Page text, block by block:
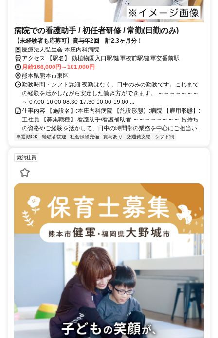
病院での看護助手 / 初任者研修 / 常勤(日勤のみ)
【未経験者も応募可】賞与年2回 計2.3ヶ月分！
医療法人弘生会 本庄内科病院
アクセス 【駅名】 動植物園入口駅/健軍校前駅/健軍交番前駅
月給166,000円～181,000円
熊本県熊本市東区
勤務時間・シフト詳細 夜勤はなく、日中のみの勤務です。これまで
の経験を活かしながら安定した働き方ができます。 ～～～～～～～
～ 07:00-16:00 08:30-17:30 10:00-19:00 ...
仕事内容 【施設名】:本庄内科病院 【施設形態】:病院 【雇用形態】:
正社員 【募集職種】:看護助手/看護補助者 ～～～～～～～～ お持ち
の資格やご経験を活かして、日中の時間帯の業務を中心にご担当い...
車通勤OK 経験者歓迎 社会保険完備 賞与あり 交通費支給 シフト制
契約社員